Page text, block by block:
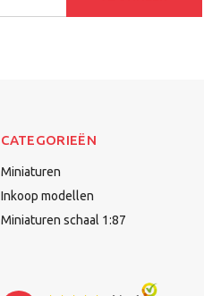
CATEGORIEËN
Miniaturen
Inkoop modellen
Miniaturen schaal 1:87